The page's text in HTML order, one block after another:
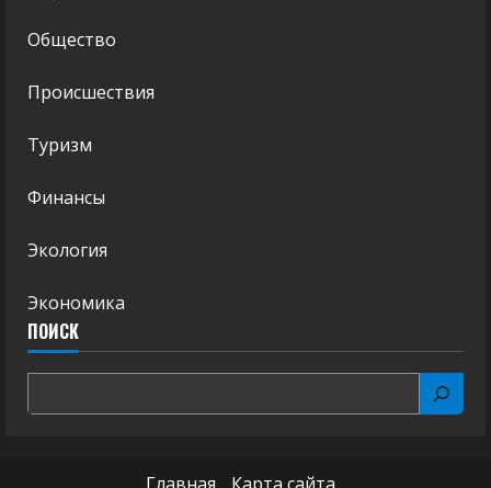
Общество
Происшествия
Туризм
Финансы
Экология
Экономика
ПОИСК